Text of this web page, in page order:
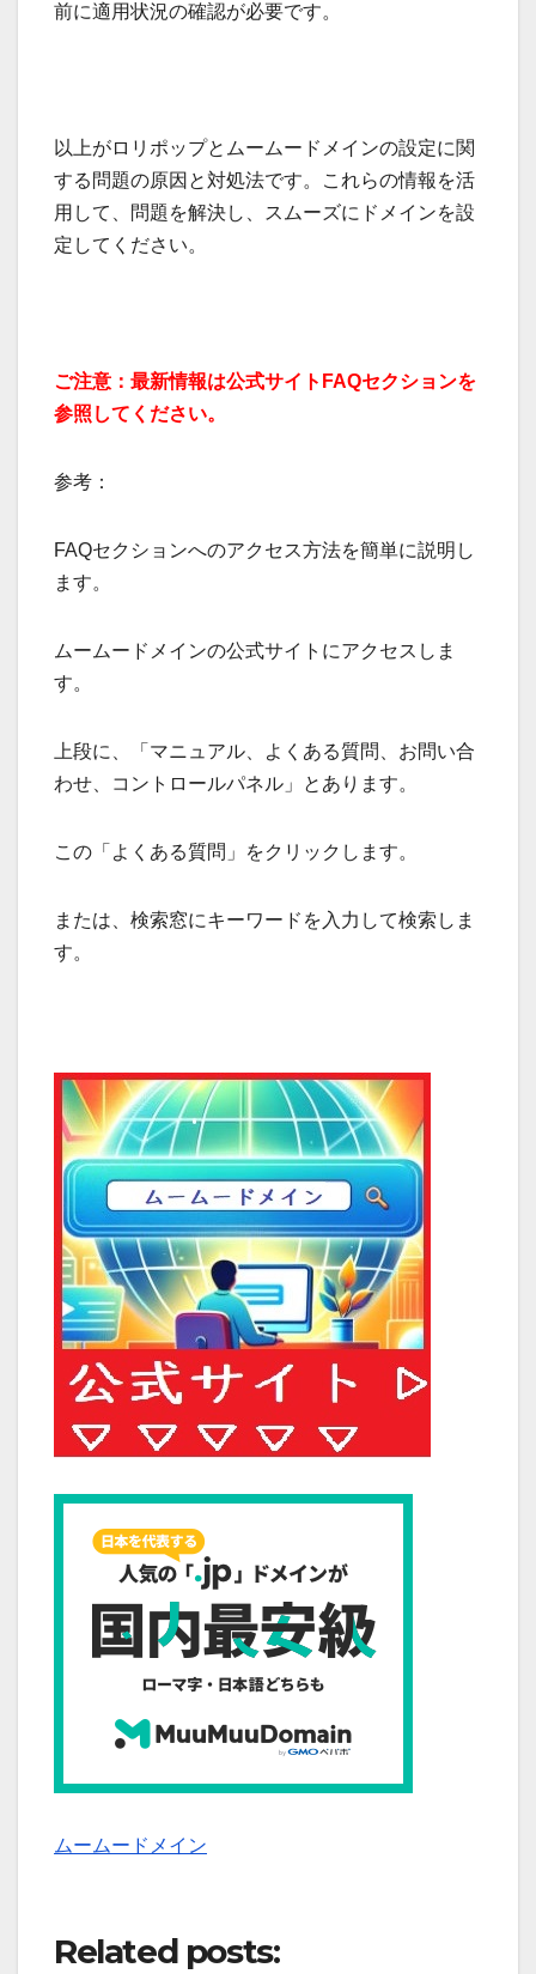
前に適用状況の確認が必要です。
以上がロリポップとムームードメインの設定に関
する問題の原因と対処法です。これらの情報を活
用して、問題を解決し、スムーズにドメインを設
定してください。
ご注意：最新情報は公式サイトFAQセクションを
参照してください。
参考：
FAQセクションへのアクセス方法を簡単に説明し
ます。
ムームードメインの公式サイトにアクセスしま
す。
上段に、「マニュアル、よくある質問、お問い合
わせ、コントロールパネル」とあります。
この「よくある質問」をクリックします。
または、検索窓にキーワードを入力して検索しま
す。
ムームードメイン
Related posts: